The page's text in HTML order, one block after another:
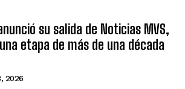
su salida de Noticias MVS,
etapa de más de una década
2026